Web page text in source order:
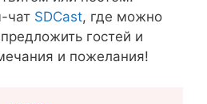
чат SDCast, где можно
гостей и
и пожелания!